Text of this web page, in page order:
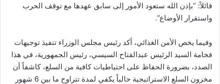
قائلاً: “بإذن الله ستعود الأمور إلى سابق عهدها مع توقف الحرب
واستقرار الأوضاع”.
وفيما يخص الأمن الغذائي، أكد رئيس مجلس الوزراء تنفيذ توجيهات
فخامة السيد الرئيس عبدالفتاح السيسي، رئيس الجمهورية، في هذا
الصدد، بضرورة الحفاظ على احتياطيات كافية من السلع، كاشفاً أن
مخزون السلع الاستراتيجية حالياً يكفي لمدة تتراوح ما بين 6 شهور